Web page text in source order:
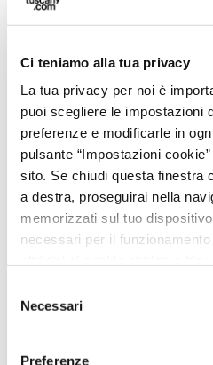
Ci teniamo alla tua privacy
La tua privacy per noi è
puoi scegliere le impostazioni
preferenze e modificarle in
pulsante “Impostazioni
sito. Se chiudi questa finestra
a destra, proseguirai nella
memorizzati sul tuo
necessari per il
delNecessari
Preferenze
directions
Informazioni
home Dove
Via S. Rocco, 11,